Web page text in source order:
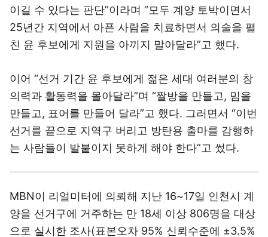
이길 수 있다는 판단”이라며 “모두 계양 토박이면서
25년간 지역에서 아픈 사람을 치료하면서 의술을 펼
친 윤 후보에게 지원을 아끼지 말아달라”고 했다.
이어 “선거 기간 윤 후보에게 젊은 세대 여러분의 창
의력과 활동력을 몰아달라”며 “짤방을 만들고, 밈을
만들고, 표어를 만들어 달라”고 했다. 그러면서 “이번
선거를 끝으로 지역구 버리고 방탄용 출마를 감행하
는 사람들이 발붙이지 못하게 해야 한다”고 썼다.
MBN이 리얼미터에 의뢰해 지난 16~17일 인천시 계
양을 선거구에 거주하는 만 18세 이상 806명을 대상
으로 실시한 조사(표본오차 95% 신뢰수준에 ±3.5%